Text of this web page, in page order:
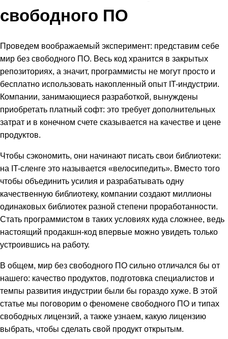
свободного ПО
Проведем воображаемый эксперимент: представим себе
мир без свободного ПО. Весь код хранится в закрытых
репозиториях, а значит, программисты не могут просто и
бесплатно использовать накопленный опыт IT-индустрии.
Компании, занимающиеся разработкой, вынуждены
приобретать платный софт: это требует дополнительных
затрат и в конечном счете сказывается на качестве и цене
продуктов.
Чтобы сэкономить, они начинают писать свои библиотеки:
на IT-сленге это называется «велосипедить». Вместо того
чтобы объединить усилия и разрабатывать одну
качественную библиотеку, компании создают миллионы
одинаковых библиотек разной степени проработанности.
Стать программистом в таких условиях куда сложнее, ведь
настоящий продакшн-код впервые можно увидеть только
устроившись на работу.
В общем, мир без свободного ПО сильно отличался бы от
нашего: качество продуктов, подготовка специалистов и
темпы развития индустрии были бы гораздо хуже. В этой
статье мы поговорим о феномене свободного ПО и типах
свободных лицензий, а также узнаем, какую лицензию
выбрать, чтобы сделать свой продукт открытым.